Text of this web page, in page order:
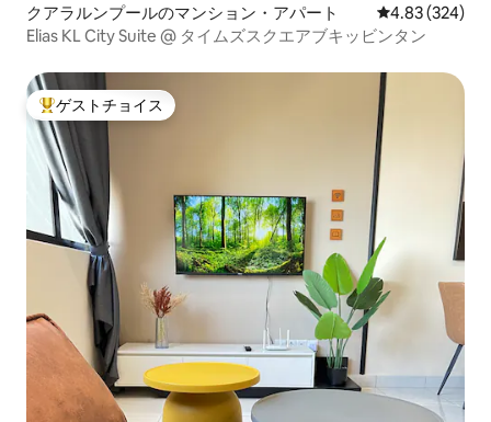
クアラルンプールのマンション・アパート レビュー324
4.83 (324)
Elias KL City Suite @ タイムズスクエアブキッビンタン
大好評のゲストチョイスです。
ゲストチョイス